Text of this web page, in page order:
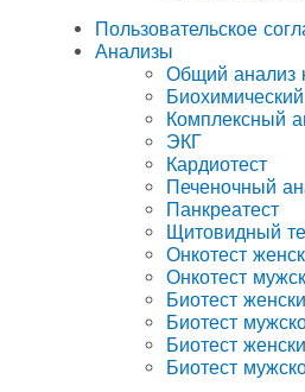
Пользовательское
Анализы
Общий анализ
Комплексный
ЭКГ
Кардиотест
Печеночный
Панкреатест
Щитовидный
Онкотест
Онкотест
Биотест
Биотест
Биотест
Биотест